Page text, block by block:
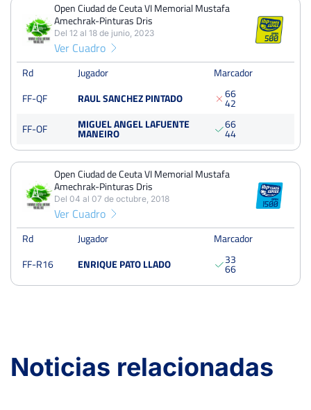
PERDIDOS PARTIDOSGANADOS
1 3
PERDIDOS SETS
2 4
PERDIDOS JUEGOS GANADOS
56 30
Open Ciudad de Ceuta VI Memorial Mustafa Amechrak-
Pinturas Dris
Del 12 al 18 de junio, 2023
Cuartos
Open Ciudad de Ceuta VI Memorial Mustafa Amechrak-
Open Ciudad de Ceuta VI Memorial Mustafa
Amechrak-Pinturas Dris
Del 12 al 18 de junio, 2023
Ver Cuadro
Rd Jugador
Marcador
FF-QF
RAUL SANCHEZ PINTADO 6
4
6
2
FF-OF
MIGUEL ANGEL LAFUENTE
MANEIRO
6
4
6
4
Open Ciudad de Ceuta VI Memorial Mustafa
Amechrak-Pinturas Dris
Del 04 al 07 de octubre, 2018
Ver Cuadro
Rd Jugador
Marcador
FF-R16
ENRIQUE PATO LLADO 3
6
3
6
Noticias relacionadas